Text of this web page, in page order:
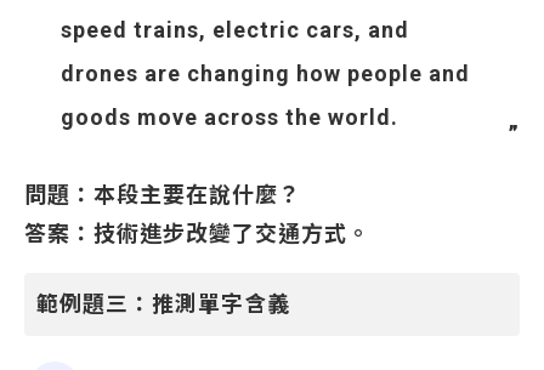
speed trains, electric cars, and
drones are changing how people and
goods move across the world.
問題：本段主要在說什麼？
答案：技術進步改變了交通方式。
範例題三：推測單字含義